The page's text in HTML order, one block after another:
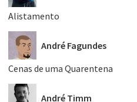
Alistamento
André Fagundes
Cenas de uma Quarentena
André Timm